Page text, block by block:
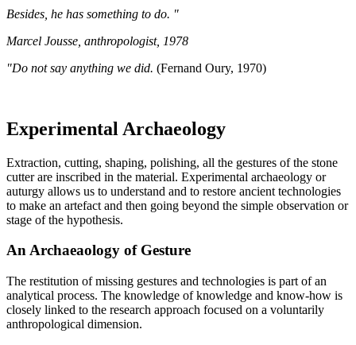
Besides, he has something to do. "
Marcel Jousse, anthropologist, 1978
"Do not say anything we did. (Fernand Oury, 1970)
Experimental Archaeology
Extraction, cutting, shaping, polishing, all the gestures of the stone
cutter are inscribed in the material. Experimental archaeology or
auturgy allows us to understand and to restore ancient technologies
to make an artefact and then going beyond the simple observation or
stage of the hypothesis.
An Archaeaology of Gesture
The restitution of missing gestures and technologies is part of an
analytical process. The knowledge of knowledge and know-how is
closely linked to the research approach focused on a voluntarily
anthropological dimension.